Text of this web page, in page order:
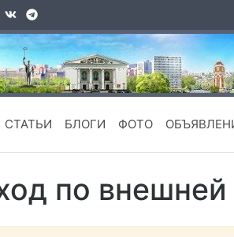
СТАТЬИ БЛОГИ ФОТО
по внешней